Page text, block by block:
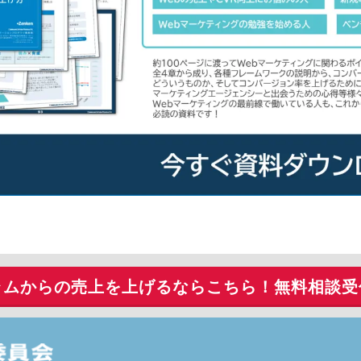
からの売上を上げるならこちら！ 無料相談